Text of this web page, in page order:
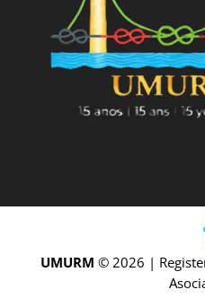
UMURM © 2026 |